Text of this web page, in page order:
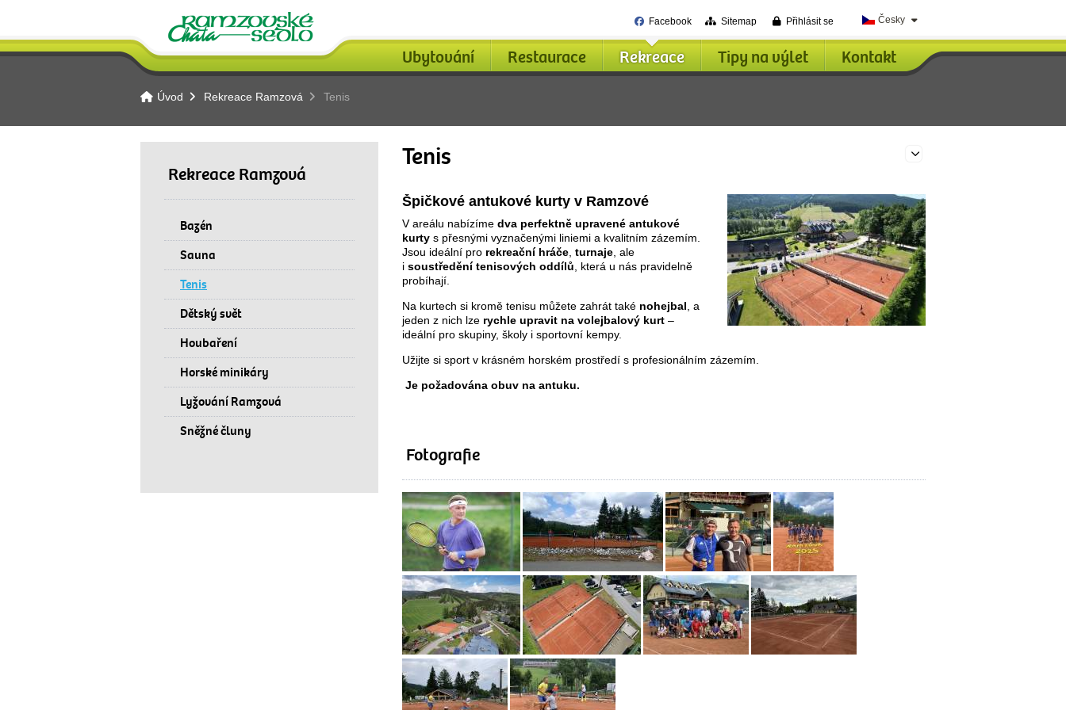
Česky
Facebook Sitemap Přihlásit se
Ubytování Restaurace Rekreace Tipy na výlet Kontakt
Úvod Rekreace Ramzová Tenis
Rekreace Ramzová
Bazén
Sauna
Tenis
Dětský svět
Houbaření
Horské minikáry
Lyžování Ramzová
Sněžné čluny
Tenis
Špičkové antukové kurty v Ramzové
V areálu nabízíme dva perfektně upravené antukové
kurty s přesnými vyznačenými liniemi a kvalitním zázemím.
Jsou ideální pro rekreační hráče turnaje , ale
i soustředění tenisových oddílů , která u nás pravidelně
probíhají.
Na kurtech si kromě tenisu můžete zahrát také nohejbal , a
jeden z nich lze rychle upravit na volejbalový kurt –
ideální pro skupiny, školy i sportovní kempy.
Užijte si sport v krásném horském prostředí s profesionálním zázemím.
Je požadována obuv na antuku.
Fotografie